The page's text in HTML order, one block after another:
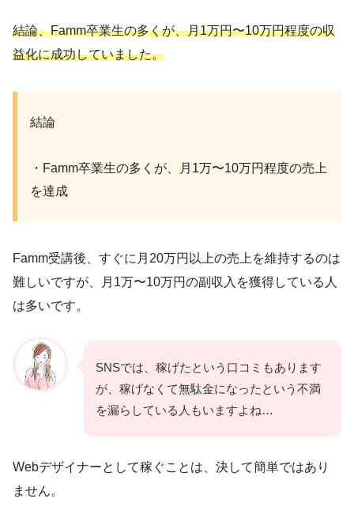
結論、Famm卒業生の多くが、月1万円〜10万円程度の収
益化に成功していました。
結論
・Famm卒業生の多くが、月1万〜10万円程度の売上
を達成
Famm受講後、すぐに月20万円以上の売上を維持するのは
難しいですが、月1万〜10万円の副収入を獲得している人
は多いです。
SNSでは、稼げたという口コミもあります
が、稼げなくて無駄金になったという不満
を漏らしている人もいますよね…
Webデザイナーとして稼ぐことは、決して簡単ではあり
ません。